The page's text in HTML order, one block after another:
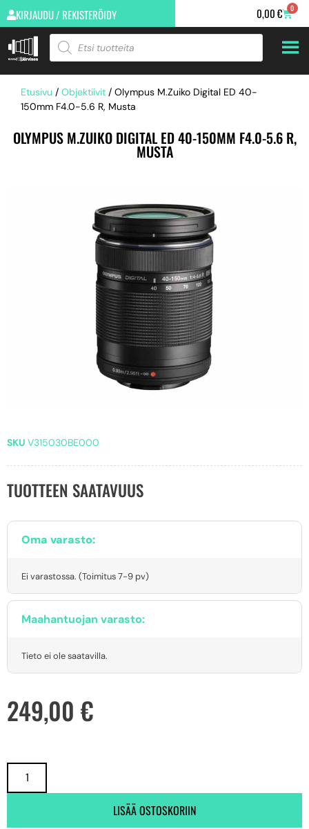
KIRJAUDU / REKISTERÖIDY 0,00€ 0
Etusivu / Objektiivit / Olympus M.Zuiko Digital ED 40-
150mm F4.0-5.6 R, Musta
OLYMPUS M.ZUIKO DIGITAL ED 40-150MM F4.0-5.6 R,
MUSTA
SKU V315030BE000
TUOTTEEN SAATAVUUS
Oma varasto:
Ei varastossa. (Toimitus 7-9 pv)
Maahantuojan varasto:
Tieto ei ole saatavilla.
249,00 €
LISÄÄ OSTOSKORIIN